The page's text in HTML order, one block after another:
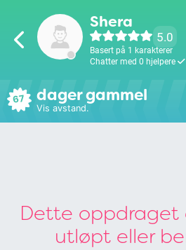
Shera
5.0
Basert på 1 karakterer
Chatter med 0 hjelpere
67 dager gammel
Vis avstand.
Dette oppdraget
utløpt eller